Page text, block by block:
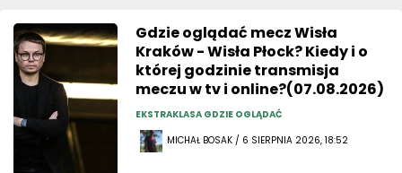
Gdzie oglądać mecz Wisła
Kraków - Wisła Płock? Kiedy i o
której godzinie transmisja
meczu w tv i online?(07.08.2026)
EKSTRAKLASA GDZIE OGLĄDAĆ
MICHAŁ BOSAK / 6 SIERPNIA 2026, 18:52